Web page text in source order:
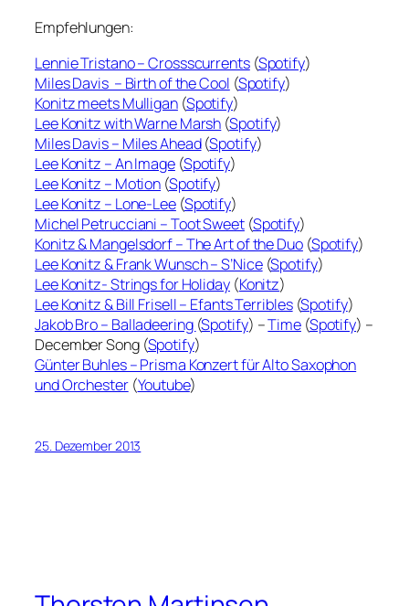
Empfehlungen:
Lennie Tristano – Crossscurrents(Spotify)
Miles Davis – Birth of the Cool (Spotify)
Konitz meets Mulligan(Spotify)
Lee Konitz with Warne Marsh (Spotify)
Miles Davis – Miles Ahead(Spotify)
Lee Konitz – An Image(Spotify)
Lee Konitz – Motion (Spotify)
Lee Konitz – Lone-Lee(Spotify)
Michel Petrucciani – Toot Sweet(Spotify)
Konitz & Mangelsdorf – The Art of the Duo(Spotify)
Lee Konitz & Frank Wunsch – S’Nice(Spotify)
Lee Konitz- Strings for Holiday(Konitz)
Lee Konitz & Bill Frisell – Efants Terribles(Spotify)
Jakob Bro – Balladeering (Spotify) –Time(Spotify) –
December Song (Spotify)
Günter Buhles – Prisma Konzert für Alto Saxophon
und Orchester(Youtube)
25. Dezember 2013